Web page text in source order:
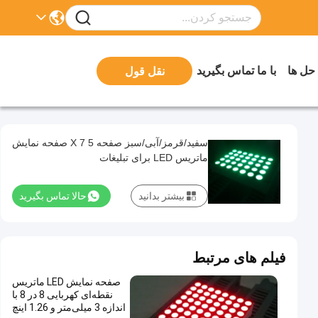
حل ها با ما تماس بگیرید نقل قول
سفید/قرمز/آبی/سبز صفحه 5 X 7 صفحه نمایش
ماتریس LED برای تبلیغات
حالا تماس بگیرید بیشتر بدانید
فیلم های مرتبط
صفحه نمایش LED ماتریس
نقطه‌ای کهربایی 8 در 8 با
اندازه 3 میلی‌متر و 1.26 اینچ